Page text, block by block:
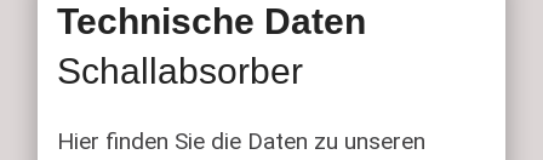
Technische Daten
Schall­absorber
Hier finden Sie die Daten zu unseren